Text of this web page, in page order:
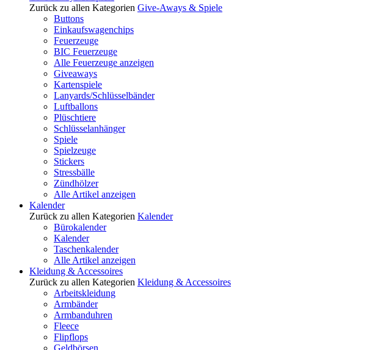
Zurück zu allen Kategorien Give-Aways & Spiele
Buttons
Einkaufswagenchips
Feuerzeuge
BIC Feuerzeuge
Alle Feuerzeuge anzeigen
Giveaways
Kartenspiele
Lanyards/Schlüsselbänder
Luftballons
Plüschtiere
Schlüsselanhänger
Spiele
Spielzeuge
Stickers
Stressbälle
Zündhölzer
Alle Artikel anzeigen
Kalender
Zurück zu allen Kategorien Kalender
Bürokalender
Kalender
Taschenkalender
Alle Artikel anzeigen
Kleidung & Accessoires
Zurück zu allen Kategorien Kleidung & Accessoires
Arbeitskleidung
Armbänder
Armbanduhren
Fleece
Flipflops
Geldbörsen